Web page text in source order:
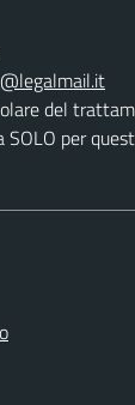
del
SOLO per